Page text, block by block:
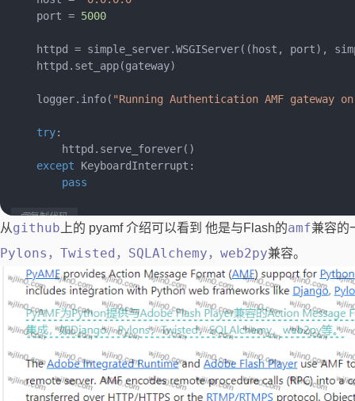
port = 5000
httpd = simple_server.WSGIServer((host, port),
httpd.set_app(gateway)
logger.info( "Running Authentication AMF gateway
try:
httpd.serve_forever()
except KeyboardInterrupt:
pass
复制代码
从github 上的 pyamf 介绍可以看到 他是与Flash的amf兼容的
Pylons，Twisted，SQLAlchemy，web2py兼容。